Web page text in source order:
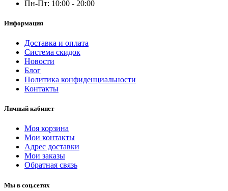
Пн-Пт: 10:00 - 20:00
Информация
Доставка и оплата
Система скидок
Новости
Блог
Политика конфиденциальности
Контакты
Личный кабинет
Моя корзина
Мои контакты
Адрес доставки
Мои заказы
Обратная связь
Мы в соц.сетях